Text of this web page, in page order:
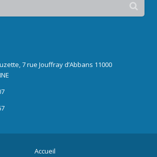
7 rue Jouffray d’Abbans 11000
Accueil